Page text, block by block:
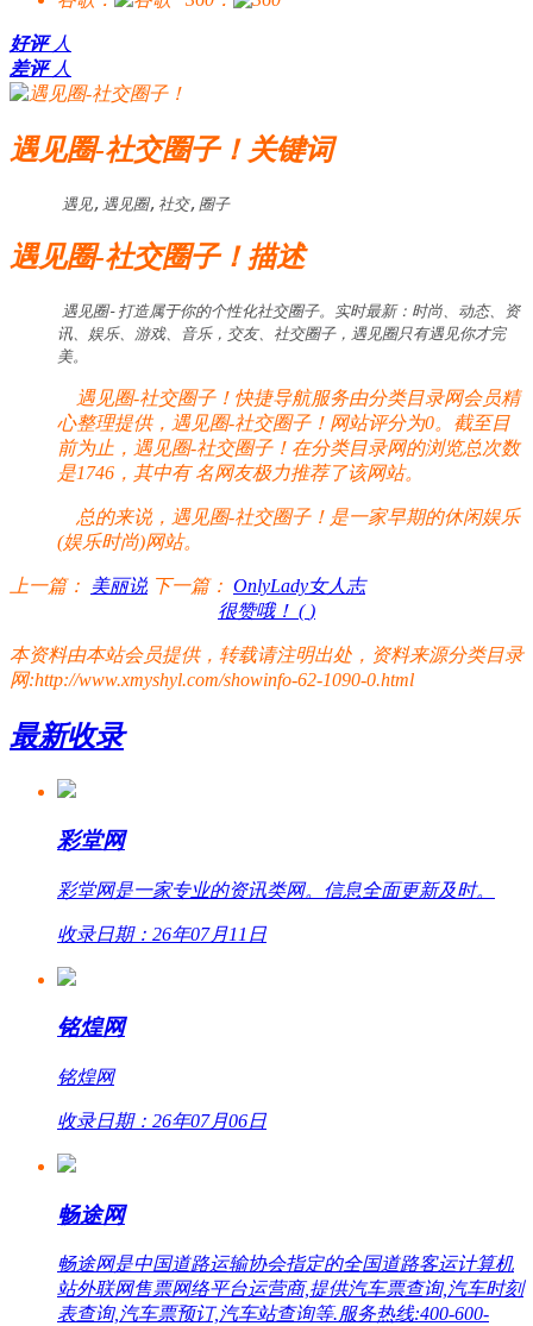
好评 人
差评 人
遇见圈-社交圈子！关键词
遇见,遇见圈,社交,圈子
遇见圈-社交圈子！描述
遇见圈-打造属于你的个性化社交圈子。实时最新：时尚、动态、资
讯、娱乐、游戏、音乐，交友、社交圈子，遇见圈只有遇见你才完
美。
遇见圈-社交圈子！快捷导航服务由分类目录网会员精
心整理提供，遇见圈-社交圈子！网站评分为0。截至目
前为止，遇见圈-社交圈子！在分类目录网的浏览总次数
是1746，其中有名网友极力推荐了该网站。
总的来说，遇见圈-社交圈子！是一家早期的休闲娱乐
(娱乐时尚)网站。
上一篇： 美丽说 下一篇： OnlyLady女人志
很赞哦！ ( )
本资料由本站会员提供，转载请注明出处，资料来源分类目录
网:http://www.xmyshyl.com/showinfo-62-1090-0.html
最新收录
彩堂网
彩堂网是一家专业的资讯类网。信息全面更新及时。
收录日期：26年07月11日
铭煌网
铭煌网
收录日期：26年07月06日
畅途网
畅途网是中国道路运输协会指定的全国道路客运计算机
站外联网售票网络平台运营商,提供汽车票查询,汽车时刻
表查询,汽车票预订,汽车站查询等.服务热线:400-600-